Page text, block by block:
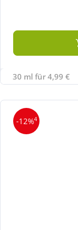
30 ml für 4,99 €
-12%4